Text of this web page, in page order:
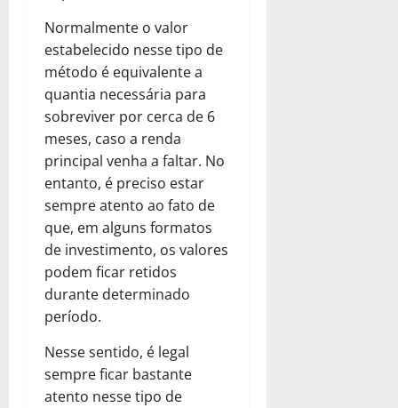
Normalmente o valor
estabelecido nesse tipo de
método é equivalente a
quantia necessária para
sobreviver por cerca de 6
meses, caso a renda
principal venha a faltar. No
entanto, é preciso estar
sempre atento ao fato de
que, em alguns formatos
de investimento, os valores
podem ficar retidos
durante determinado
período.
Nesse sentido, é legal
sempre ficar bastante
atento nesse tipo de